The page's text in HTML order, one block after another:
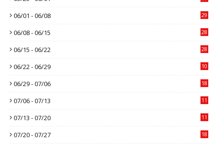
06/01 - 06/08 29
06/08 - 06/15 28
06/15 - 06/22 28
06/22 - 06/29 10
06/29 - 07/06 18
07/06 - 07/13 11
07/13 - 07/20 11
07/20 - 07/27 18